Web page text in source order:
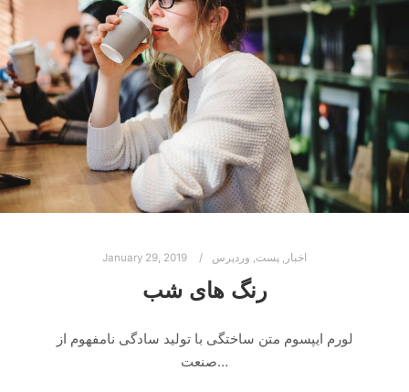
January 29, 2019 اخبار پست وردپرس
رنگ های شب
لورم ایپسوم متن ساختگی با تولید سادگی نامفهوم از
صنعت…